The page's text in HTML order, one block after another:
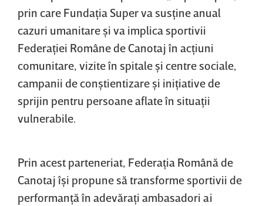
prin care Fundaţia Super va susţine anual
cazuri umanitare şi va implica sportivii
Federaţiei Române de Canotaj în acţiuni
comunitare, vizite în spitale şi centre sociale,
campanii de conştientizare şi iniţiative de
sprijin pentru persoane aflate în situaţii
vulnerabile.
Prin acest parteneriat, Federaţia Română de
Canotaj îşi propune să transforme sportivii de
performanţă în adevăraţi ambasadori ai